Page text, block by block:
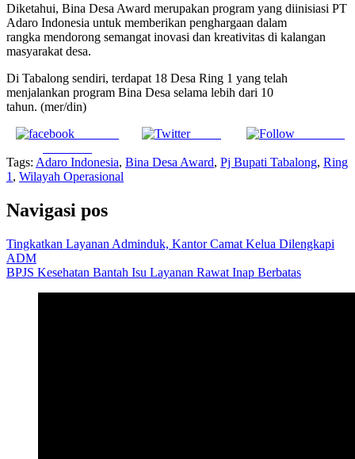
Diketahui, Bina Desa Award merupakan program yang diinisiasi PT
Adaro Indonesia untuk memberikan penghargaan dalam
rangka mendorong semangat inovasi dan kreativitas di kalangan
masyarakat desa.
Di Tabalong sendiri, terdapat 18 Desa Ring 1 yang telah
menjalankan program Bina Desa selama lebih dari 10
tahun. (mer/din)
Tweet
Tags: Adaro Indonesia, Bina Desa Award, Pj Bupati Tabalong, Ring
1 , Wilayah Operasional
Navigasi pos
Tingkatkan Layanan Adminduk, Kantor Camat Kelua Dilengkapi
ADM
BPJS Kesehatan Bantah Isu Layanan Rawat Inap Berbatas